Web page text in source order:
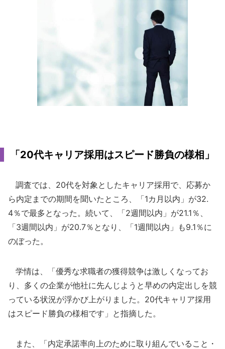
「20代キャリア採用はスピード勝負の様相」
調査では、20代を対象としたキャリア採用で、応募か
ら内定までの期間を聞いたところ、「1カ月以内」が32.
4％で最多となった。続いて、「2週間以内」が21.1％、
「3週間以内」が20.7％となり、「1週間以内」も9.1％に
のぼった。
学情は、「優秀な求職者の獲得競争は激しくなってお
り、多くの企業が他社に先んじようと早めの内定出しを競
っている状況が浮かび上がりました。20代キャリア採用
はスピード勝負の様相です」と指摘した。
また、「内定承諾率向上のために取り組んでいること・